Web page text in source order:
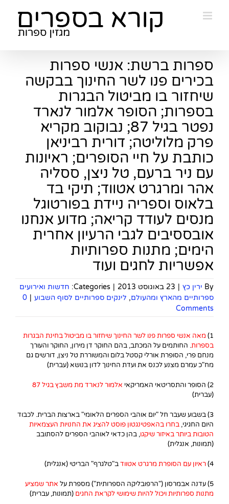
ספרות ברשת: אנשי ספרות
בכירים פנו לשר החינוך בבקשה
שיחזור בו מביטול הבגרות
בספרות; הסופר אלמור לנארד
נפטר בגיל 87; נבוקוב מקריא
פרק מלוליטה; דורית רביניאן
כותבת על חיי הסופרים; ראיונות
עם ניר ברעם, טל ניצן, ססליה
אהר ומרגרט אטווד; תיקי בד
בלאוס וספריה ניידת בפורטוגל
מנסים לעודד קריאה; מדוע אנחנו
אובססיבים לגבי הרעיון אחרית
הימים; מתנות ספרותיות
אפשריות לחגים ועוד
By ירין כץ | 23 באוגוסט 2013 |
Categories: חדשות ואירועים
ספרותיים מהארץ ומהעולם, לינקים ספרותיים לסוף השבוע |
0
Comments
1) מאה אנשי ספרות פנו לשר החינוך שיחזור בו מביטול בחינת הבגרות
בספרות. החותמים על המכתב, בהם החוקר דן מירון, החוקר והעורך
מנחם פרי, הסופרת אורלי קסטל בלום והמשוררת טל ניצן, דורשים גם
מח"כ עמרם מצנע לכנס את ועדת החינוך לדון בנושא (עברית)
2) הסופר והתסריטאי האמריקאי
אלמור לנארד מת משבץ בגיל 87
(עברית)
3) בשבוע שעבר חל "יום אוהבי הספרים הלאומי" בארצות הברית. לכבוד
היום החגיגי, בחרו בהאפטינגטון פוסט להציג את החנויות העצמאיות
הטובות ביותר באיזור שיקגו, בהן כדאי לאוהבי הספרים להסתובב
(תמונות, אנגלית)
4) ראיון עם הסופרת מרגרט אטוודב"טלגרף" הבריטי (אנגלית)
5) עדנה אבמרסון ("הרפובליקה הספרותית") מספרת על
אתר שמציע
מתנות ספרותיות ויכול להיות שימושי לקראת החגים (תמונות, עברית)